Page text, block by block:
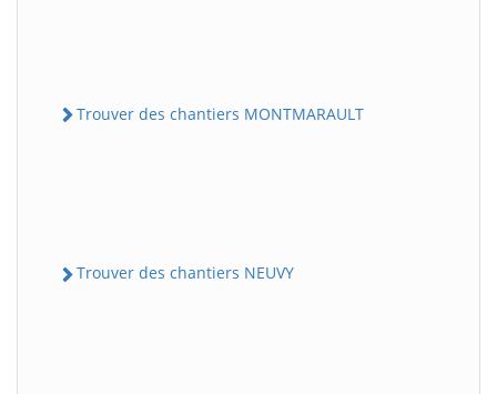
Trouver des chantiers MONTMARAULT
Trouver des chantiers NEUVY